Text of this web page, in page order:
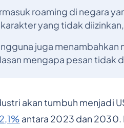
roaming di negara
yang tidak
juga
mengapa pesan tidak
akan tumbuh menjadi
antara 2023 dan 2030.